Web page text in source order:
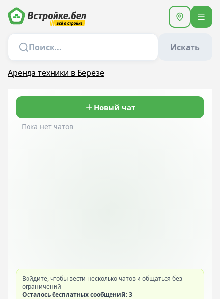
Искать
Аренда техники в Берёзе
Новый чат
Пока нет чатов
Войдите, чтобы вести несколько чатов и общаться без
ограничений
Осталось бесплатных сообщений: 3